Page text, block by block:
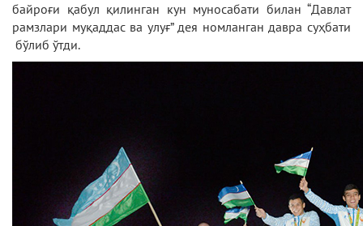
байроғи қабул қилинган кун муносабати билан “Давлат
рамзлари муқаддас ва улуғ” дея номланган давра суҳбати
бўлиб ўтди.